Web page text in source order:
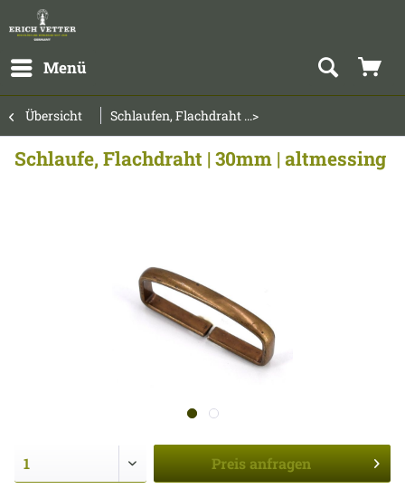
Menü
Übersicht Schlaufen, Flachdraht ...>
Schlaufe, Flachdraht | 30mm | altmessing
Preis anfragen